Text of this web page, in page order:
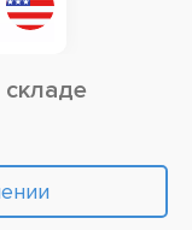
складе